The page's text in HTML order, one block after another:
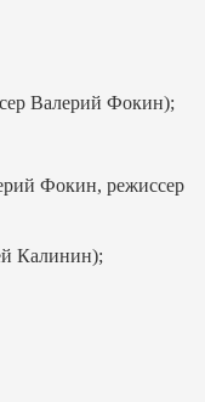
Валерий Фокин);
Фокин, режиссер
Калинин);